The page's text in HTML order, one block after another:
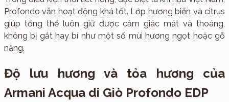
Profondo vẫn hoạt động khá tốt. Lớp hương biển và citrus
giúp tổng thể luôn giữ được cảm giác mát và thoáng,
không bị gắt hay bí như một số mùi hương ngọt hoặc gỗ
nặng.
Độ lưu hương và tỏa hương của
Armani Acqua di Giò Profondo EDP